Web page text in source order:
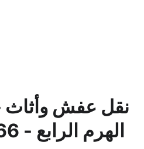
نقل عفش وأثاث
الهرم الرابع - 0537017666